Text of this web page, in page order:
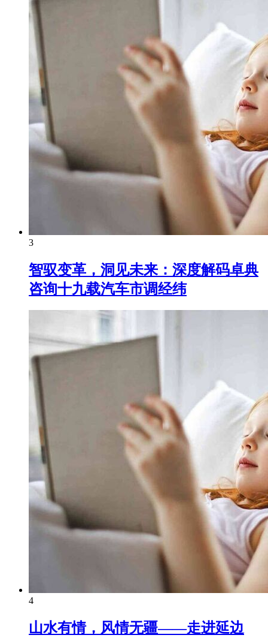
3
智驭变革，洞见未来：深度解码卓典
咨询十九载汽车市调经纬
4
山水有情，风情无疆——走进延边